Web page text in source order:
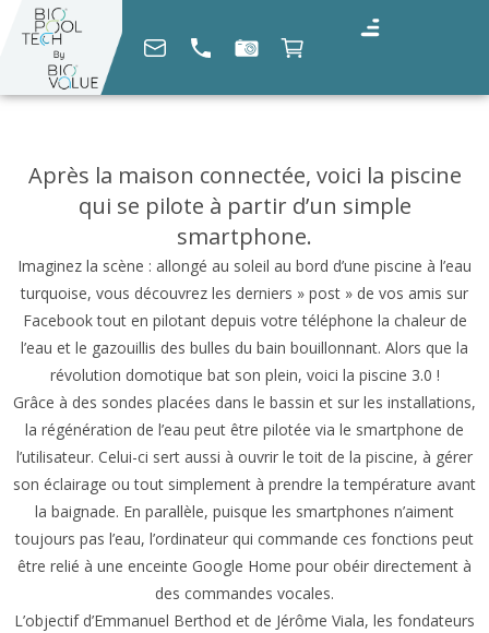
Après la maison connectée, voici la piscine
qui se pilote à partir d’un simple
smartphone.
Imaginez la scène : allongé au soleil au bord d’une piscine à l’eau
turquoise, vous découvrez les derniers » post » de vos amis sur
Facebook tout en pilotant depuis votre téléphone la chaleur de
l’eau et le gazouillis des bulles du bain bouillonnant. Alors que la
révolution domotique bat son plein, voici la piscine 3.0 !
Grâce à des sondes placées dans le bassin et sur les installations,
la régénération de l’eau peut être pilotée via le smartphone de
l’utilisateur. Celui-ci sert aussi à ouvrir le toit de la piscine, à gérer
son éclairage ou tout simplement à prendre la température avant
la baignade. En parallèle, puisque les smartphones n’aiment
toujours pas l’eau, l’ordinateur qui commande ces fonctions peut
être relié à une enceinte Google Home pour obéir directement à
des commandes vocales.
L’objectif d’Emmanuel Berthod et de Jérôme Viala, les fondateurs